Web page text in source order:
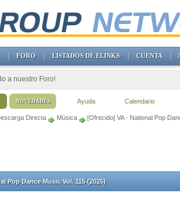
Directa Música [Ofrecido] VA - National Pop
Pop Dance Music Vol. 115 (2025)
FORO LISTADOS DE ELINKS CUENTA
a nuestro Foro!
Ayuda Calendario
NOVEDADES